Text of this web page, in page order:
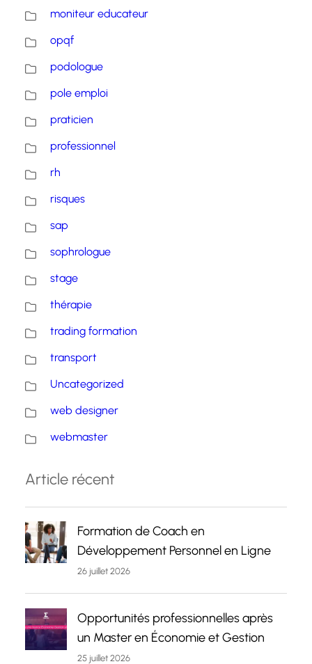
moniteur educateur
opqf
podologue
pole emploi
praticien
professionnel
rh
risques
sap
sophrologue
stage
thérapie
trading formation
transport
Uncategorized
web designer
webmaster
Article récent
Formation de Coach en
Développement Personnel en Ligne
26 juillet 2026
Opportunités professionnelles après
un Master en Économie et Gestion
25 juillet 2026